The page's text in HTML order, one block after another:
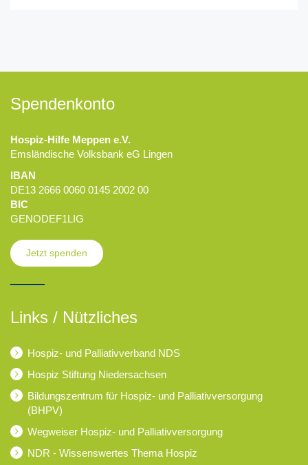
Spendenkonto
Hospiz-Hilfe Meppen e.V.
Emsländische Volksbank eG Lingen
IBAN
DE13 2666 0060 0145 2002 00
BIC
GENODEF1LIG
Jetzt spenden
Links / Nützliches
Hospiz- und Palliativverband NDS
Hospiz Stiftung Niedersachsen
Bildungszentrum für Hospiz- und Palliativversorgung
(BHPV)
Wegweiser Hospiz- und Palliativversorgung
NDR - Wissenswertes Thema Hospiz